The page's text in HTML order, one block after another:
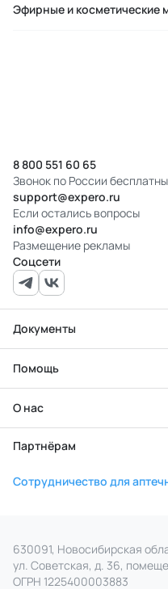
Эфирные и косметические
8 800 551 60 65
Звонок по России
support@expero.ru
Если остались вопросы
info@expero.ru
Размещение рекламы
Соцсети
Документы
Помощь
О нас
Партнёрам
Сотрудничество для
630091, Новосибирская
ул. Советская, д. 36,
ОГРН 1225400003883